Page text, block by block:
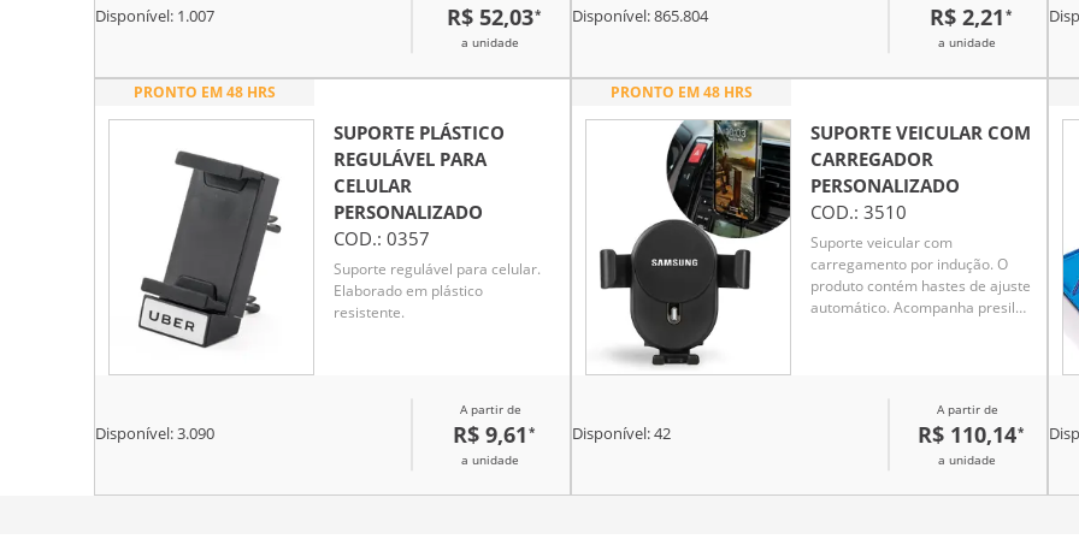
antiderrapante em silicone na
base e na área de apoio do
segurança e evitando
utilização.
Disponível: 1.007 R$ 52,03*
a unidade
Disponível:865.804 R$ 2,21 *
a unidade
PRONTO EM 48 HRS
SUPORTE PLÁSTICO
REGULÁVEL PARA
CELULAR
PERSONALIZADO
COD.: 0357
Suporte regulável para celular.
Elaborado em plástico
resistente.
Disponível:3.090
A partir de
R$ 9,61 *
a unidade
PRONTO EM 48 HRS
SUPORTE VEICULAR COM
CARREGADOR
PERSONALIZADO
COD.: 3510
Suporte veicular com
carregamento por indução. O
produto contém hastes de ajuste
automático. Acompanha presilha
Disponível:42
A partir de
R$ 110,14*
a unidade